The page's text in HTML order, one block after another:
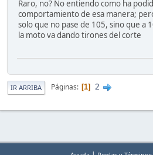
Raro, no? No entiendo como ha
comportamiento de esa manera;
solo que no pase de 105, sino que a
la moto va dando tirones del corte
IR ARRIBA Páginas 1 2